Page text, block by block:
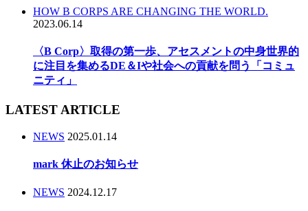
HOW B CORPS ARE CHANGING THE WORLD.
2023.06.14
〈B Corp〉取得の第一歩、アセスメントの中身世界的
に注目を集めるDE＆Iや社会への貢献を問う「コミュ
ニティ」
LATEST ARTICLE
NEWS 2025.01.14
mark 休止のお知らせ
NEWS 2024.12.17